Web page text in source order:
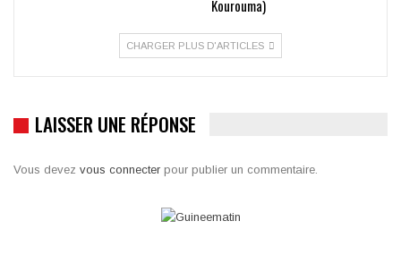
Kourouma)
CHARGER PLUS D'ARTICLES
LAISSER UNE RÉPONSE
Vous devez vous connecter pour publier un commentaire.